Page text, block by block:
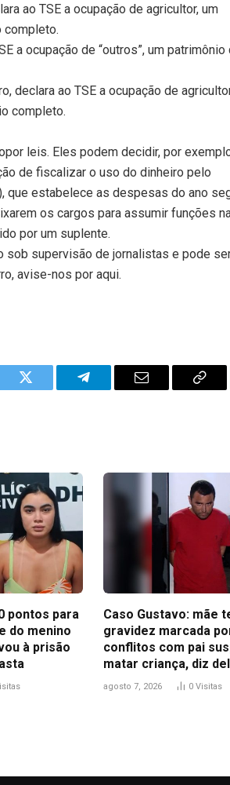
ao TSE a ocupação de agricultor, um
completo.
a ocupação de “outros”, um patrimônio
declara ao TSE a ocupação de
completo.
leis. Eles podem decidir, por
de fiscalizar o uso do dinheiro pelo
que estabelece as despesas do ano
os cargos para assumir funções
por um suplente.
sob supervisão de jornalistas e pode
avise-nos por aqui.
Twitter Telegram Email
Copy
pontos para
do menino
à prisão
Caso Gustavo: mãe
gravidez marcada
conflitos com pai
matar criança, diz
agosto 7, 2026 0 Visitas